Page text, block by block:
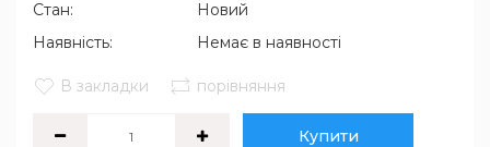
Стан:
Новий
Наявність:
Немає в наявності
В закладки порівняння
Купити